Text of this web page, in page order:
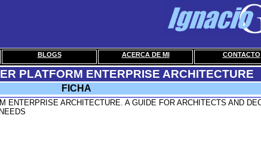
BLOGS ACERCA DE MI CONTACTO
PLATFORM ENTERPRISE ARCHITECTURE
FICHA
ENTERPRISE ARCHITECTURE. A GUIDE FOR ARCHITECTS AND